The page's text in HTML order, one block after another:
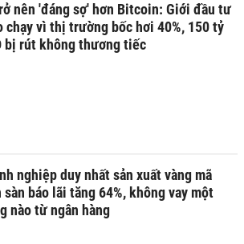
nên 'đáng sợ' hơn Bitcoin: Giới đầu tư
chạy vì thị trường bốc hơi 40%, 150 tỷ
bị rút không thương tiếc
nghiệp duy nhất sản xuất vàng mã
báo lãi tăng 64%, không vay một
nào từ ngân hàng